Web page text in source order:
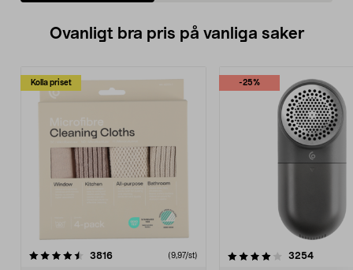
Ovanligt bra pris på vanliga saker
Kolla priset
3816recensioner (9,97/st)
-25%
4.0av 5 stjärnor 3254
4.5av 5 stjärnor